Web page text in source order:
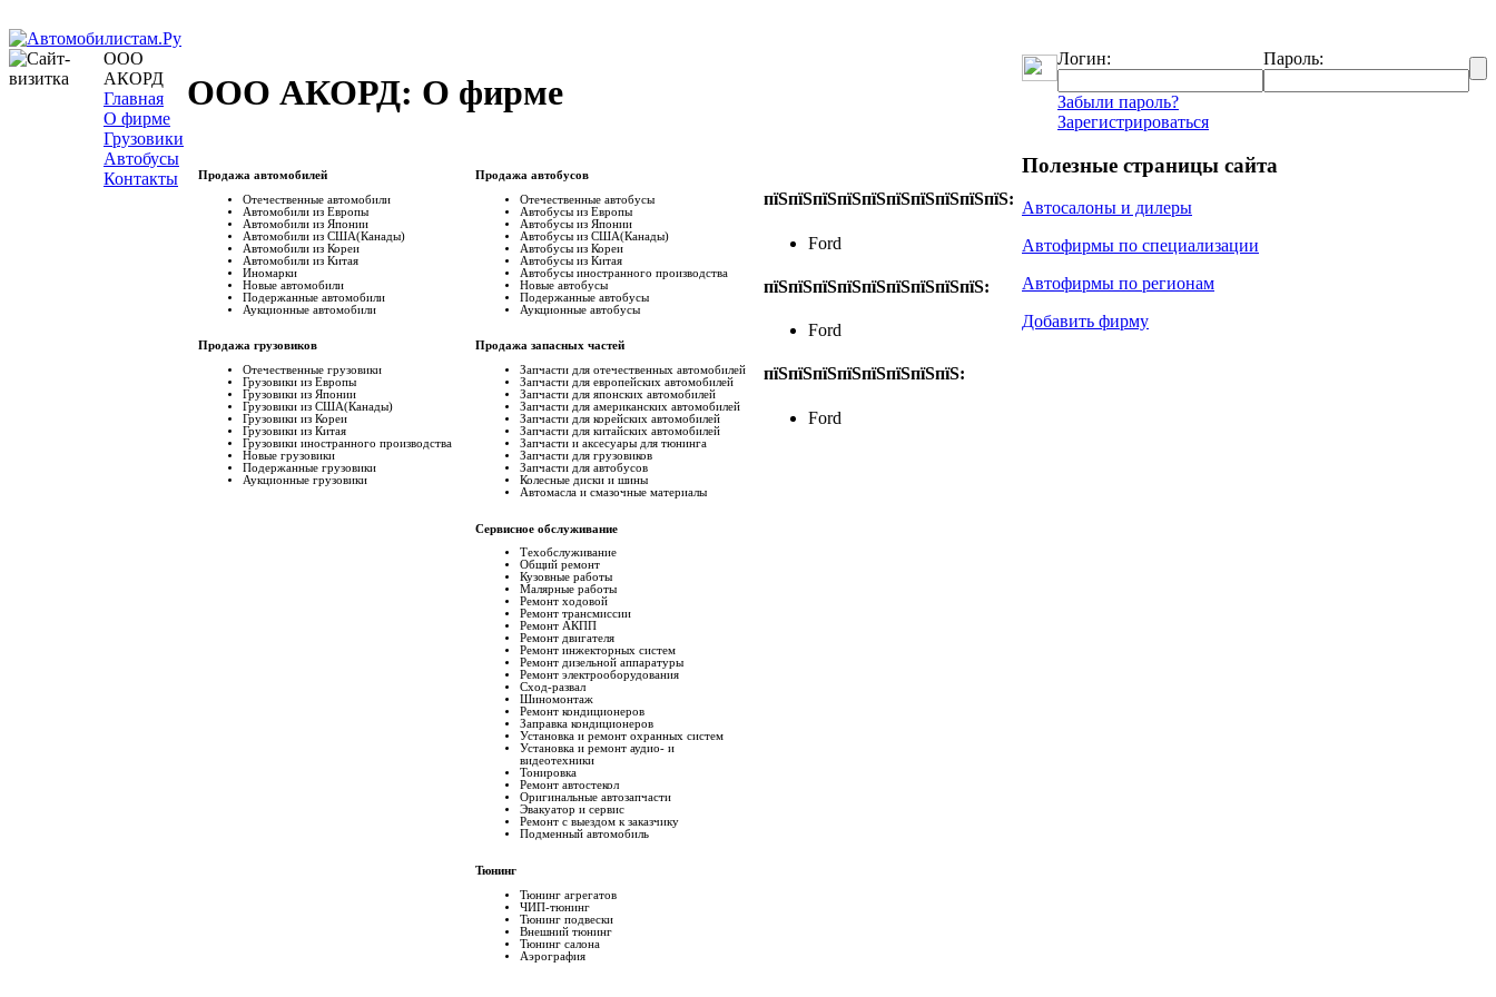
ООО
АКОРД
Главная
О фирме
Грузовики
Автобусы
Контакты
ООО АКОРД: О фирме
Продажа автомобилей
Отечественные автомобили
Автомобили из Европы
Автомобили из Японии
Автомобили из США(Канады)
Автомобили из Кореи
Автомобили из Китая
Иномарки
Новые автомобили
Подержанные автомобили
Аукционные автомобили
Продажа грузовиков
Отечественные грузовики
Грузовики из Европы
Грузовики из Японии
Грузовики из США(Канады)
Грузовики из Кореи
Грузовики из Китая
Грузовики иностранного производства
Новые грузовики
Подержанные грузовики
Аукционные грузовики
Продажа автобусов
Отечественные автобусы
Автобусы из Европы
Автобусы из Японии
Автобусы из США(Канады)
Автобусы из Кореи
Автобусы из Китая
Автобусы иностранного производства
Новые автобусы
Подержанные aвтобусы
Аукционные aвтобусы
Продажа запасных частей
Запчасти для отечественных автомобилей
Запчасти для европейских автомобилей
Запчасти для японских автомобилей
Запчасти для американских автомобилей
Запчасти для корейских автомобилей
Запчасти для китайских автомобилей
Запчасти и аксесуары для тюнинга
Запчасти для грузовиков
Запчасти для автобусов
Колесные диски и шины
Автомасла и смазочные материалы
Сервисное обслуживание
Техобслуживание
Общий ремонт
Кузовные работы
Малярные работы
Ремонт ходовой
Ремонт трансмиссии
Ремонт АКПП
Ремонт двигателя
Ремонт инжекторных систем
Ремонт дизельной аппаратуры
Ремонт электрооборудования
Сход-развал
Шиномонтаж
Ремонт кондиционеров
Заправка кондиционеров
Установка и ремонт охранных систем
Установка и ремонт аудио- и
видеотехники
Тонировка
Ремонт автостекол
Оригинальные автозапчасти
Эвакуатор и сервис
Ремонт с выездом к заказчику
Подменный автомобиль
Тюнинг
Тюнинг агрегатов
ЧИП-тюнинг
Тюнинг подвески
Внешний тюнинг
Тюнинг салона
Аэрография
пїЅпїЅпїЅпїЅпїЅпїЅпїЅпїЅпїЅпїЅ:
Ford
пїЅпїЅпїЅпїЅпїЅпїЅпїЅпїЅпїЅ:
Ford
пїЅпїЅпїЅпїЅпїЅпїЅпїЅпїЅ:
Ford
Логин: Пароль:
Забыли пароль?
Зарегистрироваться
Полезные страницы сайта
Автосалоны и дилеры
Автофирмы по специализации
Автофирмы по регионам
Добавить фирму